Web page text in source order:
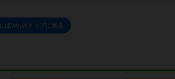
Ver.のトップに戻る